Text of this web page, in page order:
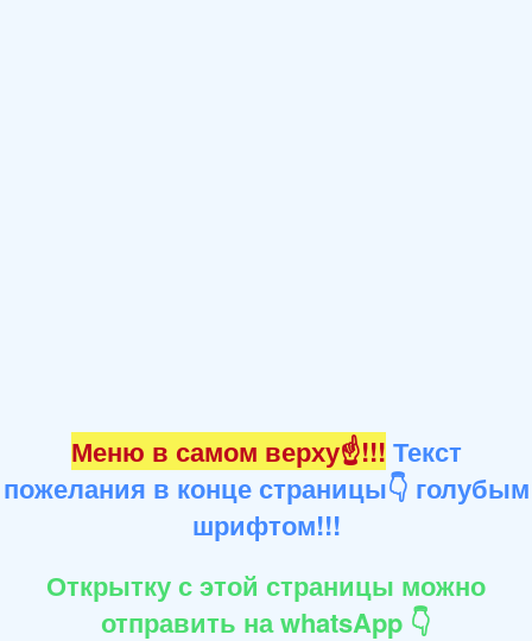
Меню в самом верху☝!!! Текст
пожелания в конце страницы👇 голубым
шрифтом!!!
Открытку с этой страницы можно
отправить на whatsApp 👇